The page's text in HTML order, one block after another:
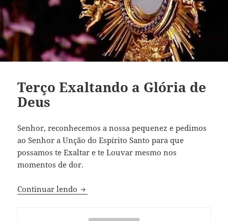
Terço Exaltando a Glória de
Deus
Senhor, reconhecemos a nossa pequenez e pedimos
ao Senhor a Unção do Espírito Santo para que
possamos te Exaltar e te Louvar mesmo nos
momentos de dor.
Continuar lendo Terço Exaltando a Glória de Deus